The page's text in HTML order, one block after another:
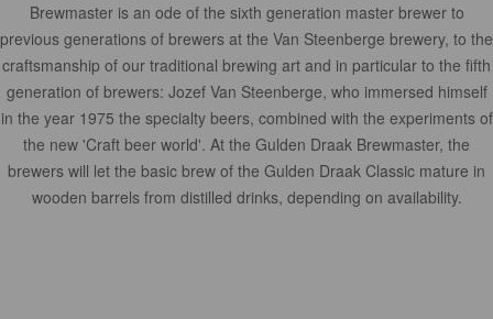
Brewmaster is an ode of the sixth generation master brewer to
previous generations of brewers at the Van Steenberge brewery, to the
craftsmanship of our traditional brewing art and in particular to the fifth
generation of brewers: Jozef Van Steenberge, who immersed himself
in the year 1975 the specialty beers, combined with the experiments of
the new 'Craft beer world'. At the Gulden Draak Brewmaster, the
brewers will let the basic brew of the Gulden Draak Classic mature in
wooden barrels from distilled drinks, depending on availability.